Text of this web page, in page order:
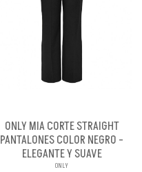
ONLY MIA CORTE STRAIGHT
PANTALONES COLOR NEGRO -
ELEGANTE Y SUAVE
ONLY